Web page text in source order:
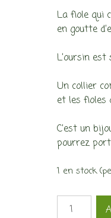
La fiole qui
en goutte
L’oursin
Un collier
et les fioles
C’est un
pourrez
1 en stock
quantité